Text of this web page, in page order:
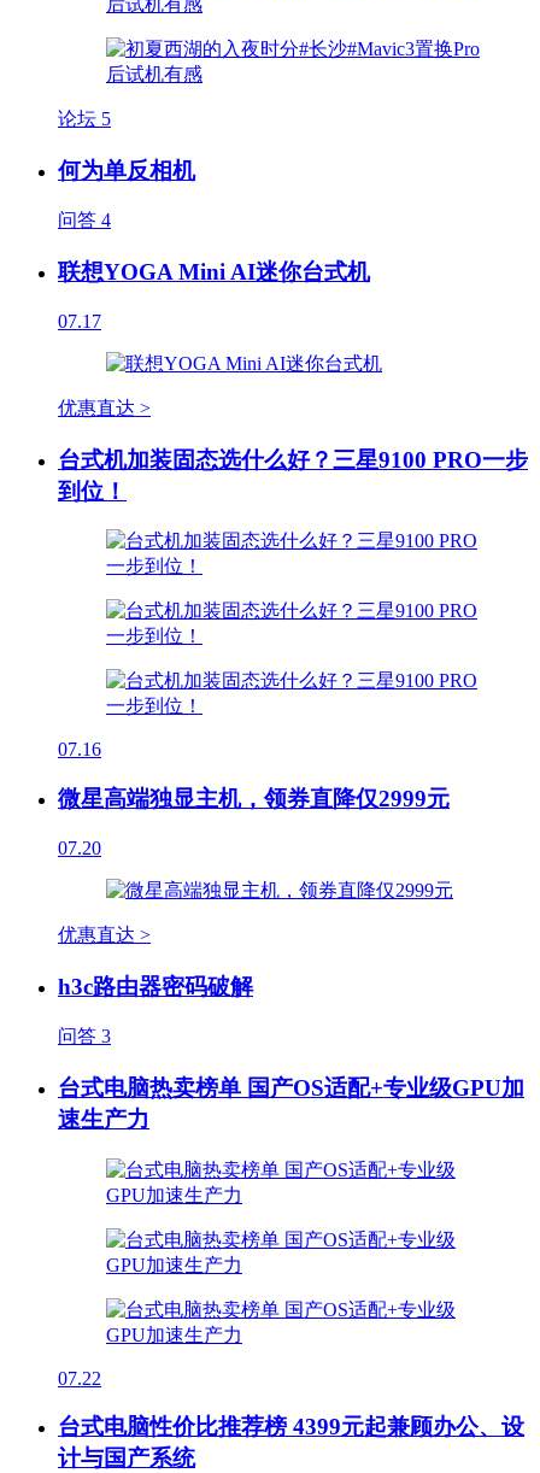
论坛 5
何为单反相机
问答 4
联想YOGA Mini AI迷你台式机
07.17
优惠直达 >
台式机加装固态选什么好？三星9100 PRO一步
到位！
07.16
微星高端独显主机，领券直降仅2999元
07.20
优惠直达 >
h3c路由器密码破解
问答 3
台式电脑热卖榜单 国产OS适配+专业级GPU加
速生产力
07.22
台式电脑性价比推荐榜 4399元起兼顾办公、设
计与国产系统